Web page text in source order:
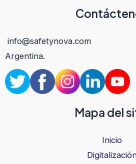
info@safetynova.com
Argentina.
Mapa del
Inicio